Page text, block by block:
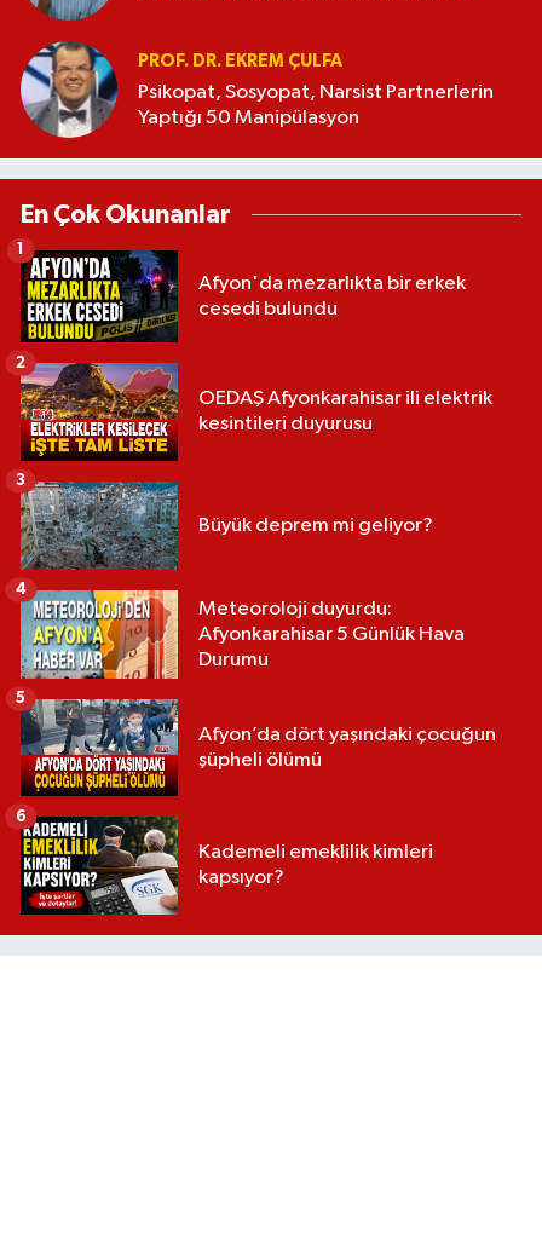
PROF. DR. EKREM ÇULFA
Psikopat, Sosyopat, Narsist Partnerlerin
Yaptığı 50 Manipülasyon
En Çok Okunanlar
Afyon'da mezarlıkta bir erkek
cesedi bulundu
1
OEDAŞ Afyonkarahisar ili elektrik
kesintileri duyurusu
2
Büyük deprem mi geliyor?
3
Meteoroloji duyurdu:
Afyonkarahisar 5 Günlük Hava
Durumu
4
Afyon’da dört yaşındaki çocuğun
şüpheli ölümü
5
Kademeli emeklilik kimleri
kapsıyor?
6